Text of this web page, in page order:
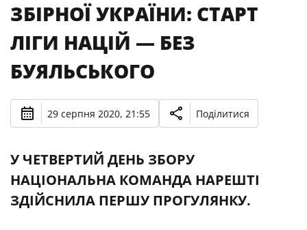
ЗБІРНОЇ УКРАЇНИ: СТАРТ
ЛІГИ НАЦІЙ — БЕЗ
БУЯЛЬСЬКОГО
29 серпня 2020, 21:55 Поділитися
У ЧЕТВЕРТИЙ ДЕНЬ ЗБОРУ
НАЦІОНАЛЬНА КОМАНДА НАРЕШТІ
ЗДІЙСНИЛА ПЕРШУ ПРОГУЛЯНКУ.